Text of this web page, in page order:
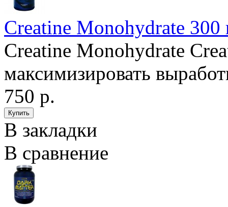
Creatine Monohydrate 300
Creatine Monohydrate
максимизировать
750 р.
В закладки
В сравнение